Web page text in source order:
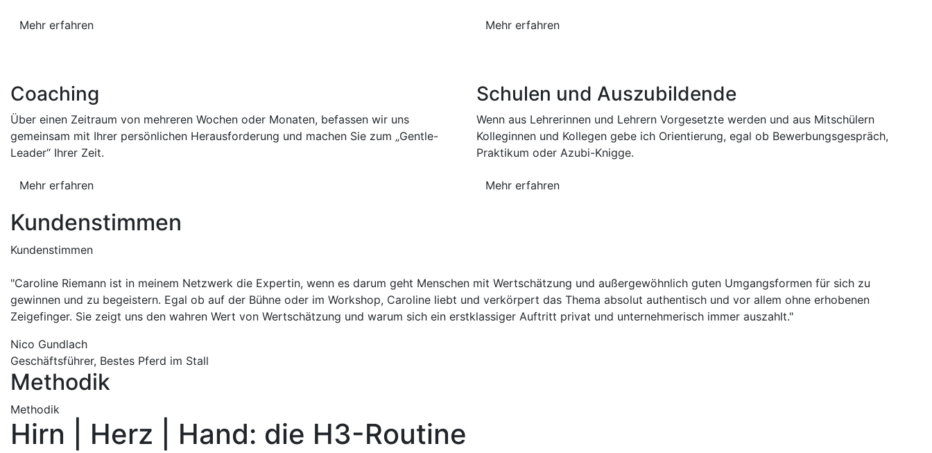
Mehr erfahren Mehr erfahren
Coaching
Über einen Zeitraum von mehreren Wochen oder Monaten, befassen wir uns
gemeinsam mit Ihrer persönlichen Herausforderung und machen Sie zum „Gentle-
Leader“ Ihrer Zeit.
Mehr erfahren
Schulen und Auszubildende
Wenn aus Lehrerinnen und Lehrern Vorgesetzte werden und aus Mitschülern
Kolleginnen und Kollegen gebe ich Orientierung, egal ob Bewerbungsgespräch,
Praktikum oder Azubi-Knigge.
Mehr erfahren
Kundenstimmen
Kundenstimmen
"Caroline Riemann ist in meinem Netzwerk die Expertin, wenn es darum geht Menschen mit Wertschätzung und außergewöhnlich guten Umgangsformen für sich zu
gewinnen und zu begeistern. Egal ob auf der Bühne oder im Workshop, Caroline liebt und verkörpert das Thema absolut authentisch und vor allem ohne erhobenen
Zeigefinger. Sie zeigt uns den wahren Wert von Wertschätzung und warum sich ein erstklassiger Auftritt privat und unternehmerisch immer auszahlt."
Nico Gundlach
Geschäftsführer, Bestes Pferd im Stall
Methodik
Methodik
Hirn | Herz | Hand: die H3-Routine